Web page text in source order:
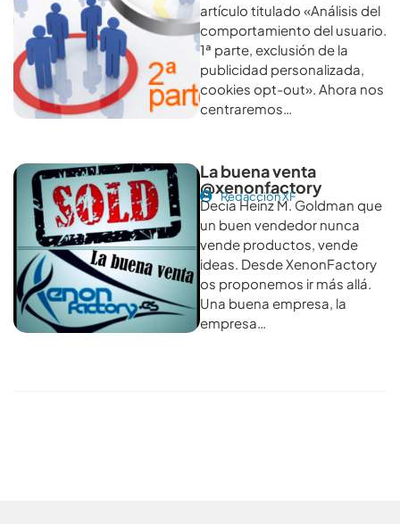
artículo titulado «Análisis del
comportamiento del usuario.
1ª parte, exclusión de la
publicidad personalizada,
cookies opt-out». Ahora nos
centraremos…
La buena venta
@xenonfactory
Redacción XF
Decía Heinz M. Goldman que
un buen vendedor nunca
vende productos, vende
ideas. Desde XenonFactory
os proponemos ir más allá.
Una buena empresa, la
empresa…